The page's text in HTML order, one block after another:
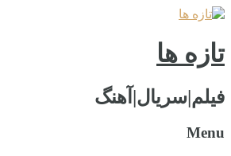
تازه ها
فیلم|سریال|آهنگ
Menu